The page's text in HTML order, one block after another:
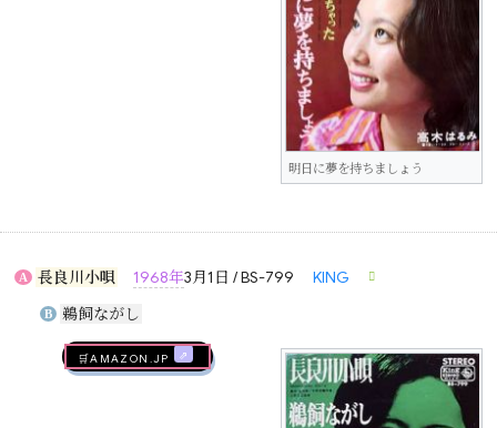
明日に夢を持ちましょう
A 長良川小唄 1968年3月1日 / BS-799 KING
B 鵜飼ながし
🛒AMAZON.jp